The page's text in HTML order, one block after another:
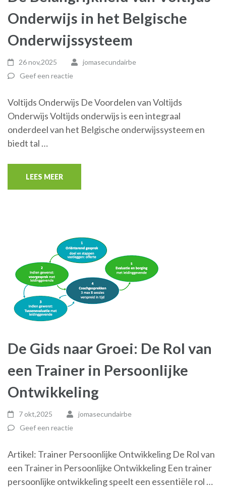
Onderwijs in het Belgische
Onderwijssysteem
26 nov,2025
jomasecundairbe
Geef een reactie
Voltijds Onderwijs De Voordelen van Voltijds
Onderwijs Voltijds onderwijs is een integraal
onderdeel van het Belgische onderwijssysteem en
biedt tal …
LEES MEER
De Gids naar Groei: De Rol van
een Trainer in Persoonlijke
Ontwikkeling
7 okt,2025
jomasecundairbe
Geef een reactie
Artikel: Trainer Persoonlijke Ontwikkeling De Rol van
een Trainer in Persoonlijke Ontwikkeling Een trainer
persoonlijke ontwikkeling speelt een essentiële rol …